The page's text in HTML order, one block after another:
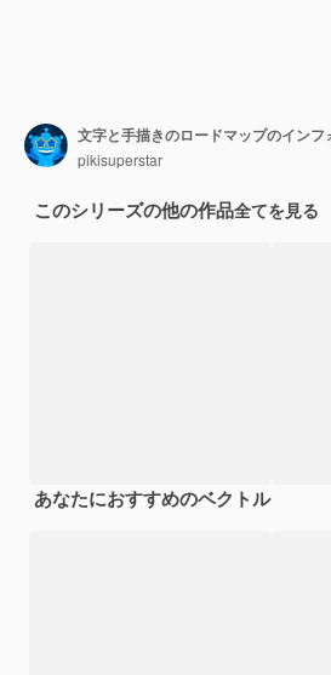
文字と手描きのロードマップのインフ
pikisuperstar
このシリーズの他の作品全てを見る
あなたにおすすめのベクトル